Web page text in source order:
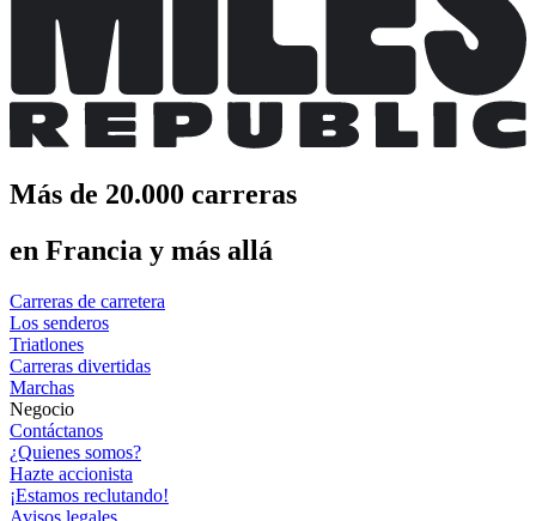
Más de 20.000 carreras
en Francia y más allá
Carreras de carretera
Los senderos
Triatlones
Carreras divertidas
Marchas
Negocio
Contáctanos
¿Quienes somos?
Hazte accionista
¡Estamos reclutando!
Avisos legales